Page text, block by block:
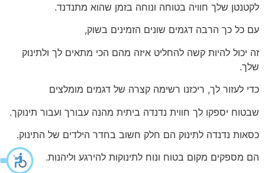
לקטנטן שלך חוויה בטוחה ונוחה בזמן שהוא מתנדנד.
עם כל כך הרבה דגמים שונים הזמינים בשוק,
זה יכול להיות קשה להחליט איזה מהם הכי מתאים לך ולתינוק
שלך.
כדי לעזור לך, ריכזנו רשימה קצרה של דגמים מומלצים
שבטוח יספקו לך חווית נדנדה ביתית מהנה עבורך ועבור תינוקך.
כסאות נדנדה לתינוק הם חלק חשוב בחדר הילדים של התינוק.
הם מספקים מקום בטוח ונוח לתינוקות להירגע וליהנות.